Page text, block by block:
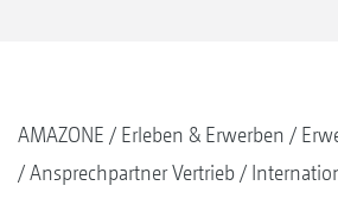
AMAZONE Erleben & Erwerben
Ansprechpartner Vertrieb